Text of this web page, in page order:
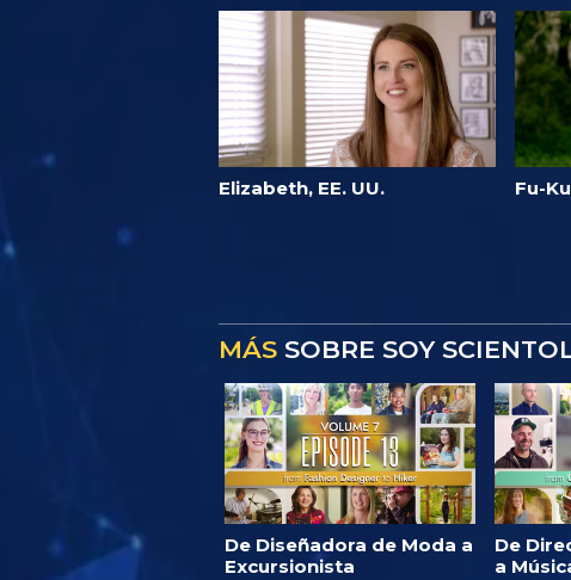
Elizabeth, EE. UU. Fu-
MÁS SOBRE SOY
De Diseñadora de Moda a
Excursionista
De
a